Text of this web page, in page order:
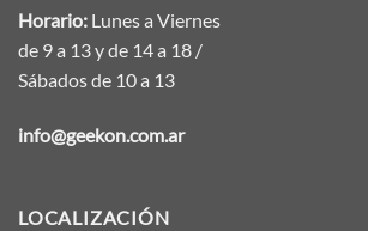
Horario: Lunes a Viernes
de 9 a 13 y de 14 a 18 /
Sábados de 10 a 13
info@geekon.com.ar
LOCALIZACIÓN